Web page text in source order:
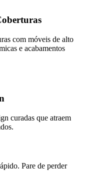
com móveis de alto
e acabamentos
curadas que atraem
Pare de perder